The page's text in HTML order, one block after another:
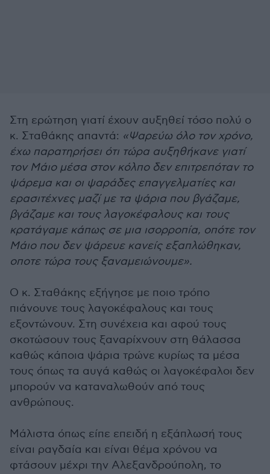
Στη ερώτηση γιατί έχουν αυξηθεί τόσο πολύ ο
κ. Σταθάκης απαντά: «Ψαρεύω όλο τον χρόνο,
έχω παρατηρήσει ότι τώρα αυξηθήκανε γιατί
τον Μάιο μέσα στον κόλπο δεν επιτρεπόταν το
ψάρεμα και οι ψαράδες επαγγελματίες και
ερασιτέχνες μαζί με τα ψάρια που βγάζαμε,
βγάζαμε και τους λαγοκέφαλους και τους
κρατάγαμε κάπως σε μια ισορροπία, οπότε τον
Μάιο που δεν ψάρευε κανείς εξαπλώθηκαν,
οποτε τώρα τους ξαναμειώνουμε».
Ο κ. Σταθάκης εξήγησε με ποιο τρόπο
πιάνουνε τους λαγοκέφαλους και τους
εξοντώνουν. Στη συνέχεια και αφού τους
σκοτώσουν τους ξαναρίχνουν στη θάλασσα
καθώς κάποια ψάρια τρώνε κυρίως τα μέσα
τους όπως τα αυγά καθώς οι λαγοκέφαλοι δεν
μπορούν να καταναλωθούν από τους
ανθρώπους.
Μάλιστα όπως είπε επειδή η εξάπλωσή τους
είναι ραγδαία και είναι θέμα χρόνου να
φτάσουν μέχρι την Αλεξανδρούπολη, το